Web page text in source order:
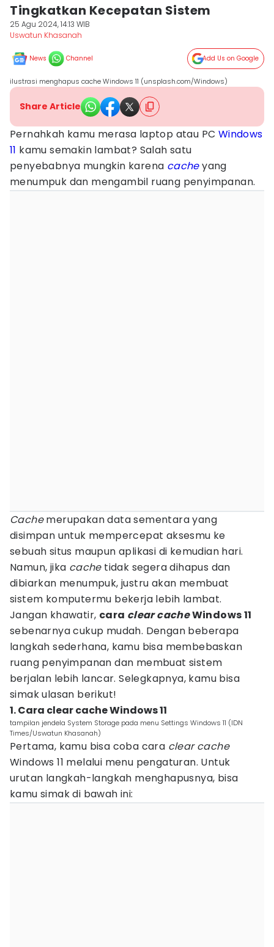
Tingkatkan Kecepatan Sistem
25 Agu 2024, 14:13 WIB
Uswatun Khasanah
News Channel Add Us on Google
ilustrasi menghapus cache Windows 11 (unsplash.com/Windows)
Share Article
Pernahkah kamu merasa laptop atau PC Windows
11 kamu semakin lambat? Salah satu
penyebabnya mungkin karena cacheyang
menumpuk dan mengambil ruang penyimpanan.
Cachemerupakan data sementara yang
disimpan untuk mempercepat aksesmu ke
sebuah situs maupun aplikasi di kemudian hari.
Namun, jika cachetidak segera dihapus dan
dibiarkan menumpuk, justru akan membuat
sistem komputermu bekerja lebih lambat.
Jangan khawatir, cara clear cacheWindows 11
sebenarnya cukup mudah. Dengan beberapa
langkah sederhana, kamu bisa membebaskan
ruang penyimpanan dan membuat sistem
berjalan lebih lancar. Selegkapnya, kamu bisa
simak ulasan berikut!
1. Cara clear cache Windows 11
tampilan jendela System Storage pada menu Settings Windows 11 (IDN
Times/Uswatun Khasanah)
Pertama, kamu bisa coba cara clear cache
Windows 11 melalui menu pengaturan. Untuk
urutan langkah-langkah menghapusnya, bisa
kamu simak di bawah ini: